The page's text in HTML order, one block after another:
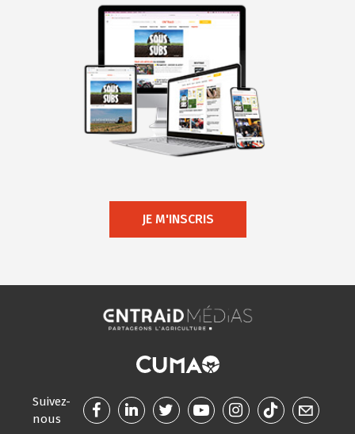
JE M'INSCRIS
Suivez-
nous